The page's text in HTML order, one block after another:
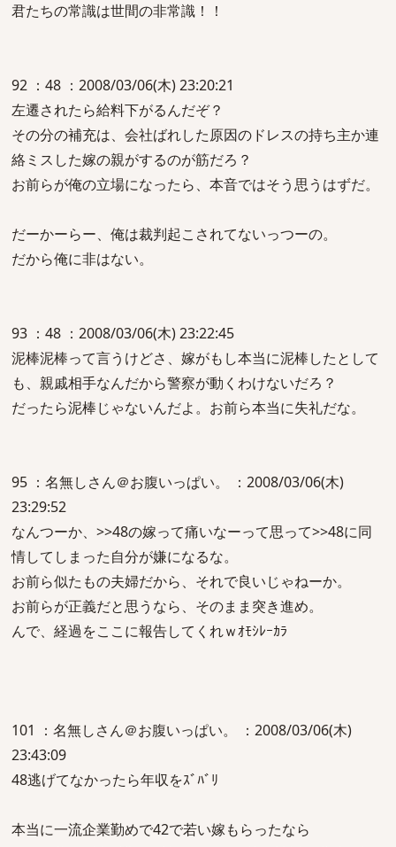
君たちの常識は世間の非常識！！
92 ：48 ：2008/03/06(木) 23:20:21
左遷されたら給料下がるんだぞ？
その分の補充は、会社ばれした原因のドレスの持ち主か連
絡ミスした嫁の親がするのが筋だろ？
お前らが俺の立場になったら、本音ではそう思うはずだ。
だーかーらー、俺は裁判起こされてないっつーの。
だから俺に非はない。
93 ：48 ：2008/03/06(木) 23:22:45
泥棒泥棒って言うけどさ、嫁がもし本当に泥棒したとして
も、親戚相手なんだから警察が動くわけないだろ？
だったら泥棒じゃないんだよ。お前ら本当に失礼だな。
95 ：名無しさん＠お腹いっぱい。 ：2008/03/06(木)
23:29:52
なんつーか、>>48の嫁って痛いなーって思って>>48に同
情してしまった自分が嫌になるな。
お前ら似たもの夫婦だから、それで良いじゃねーか。
お前らが正義だと思うなら、そのまま突き進め。
んで、経過をここに報告してくれｗｵﾓｼﾚｰｶﾗ
101 ：名無しさん＠お腹いっぱい。 ：2008/03/06(木)
23:43:09
48逃げてなかったら年収をｽﾞﾊﾞﾘ
本当に一流企業勤めで42で若い嫁もらったなら